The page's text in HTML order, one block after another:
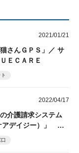
2021/01/21
さんＧＰＳ」／ サ
ＥＣＡＲＥ
2022/04/17
介護請求システム
アデイジー）」 ＝
口